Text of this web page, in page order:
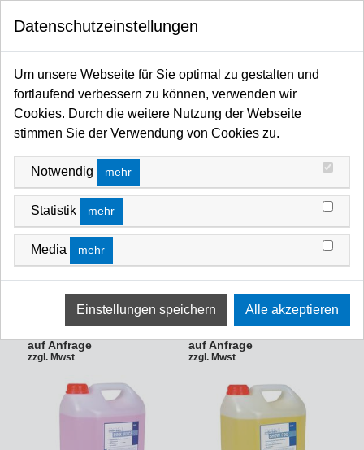
Startseite ULTRALITE SHOP NEBEL-, DUNST- & EFFEKTFLUIDS
NEBEL-, DUNST- & EFFEKTFLUIDS
FILTERN NACH Name A Z
Qualitätsnebelfluid sehr
langanhaltend, jetzt neu: klar
auf Anfrage
zzgl. Mwst
5L Qualitätsnebelfluid extra
langanhaltend / z.b. für Open Air
auf Anfrage
zzgl. Mwst
Datenschutzeinstellungen
Um unsere Webseite für Sie optimal zu gestalten und
fortlaufend verbessern zu können, verwenden wir
Cookies. Durch die weitere Nutzung der Webseite
stimmen Sie der Verwendung von Cookies zu.
Notwendig mehr
Statistik mehr
Media mehr